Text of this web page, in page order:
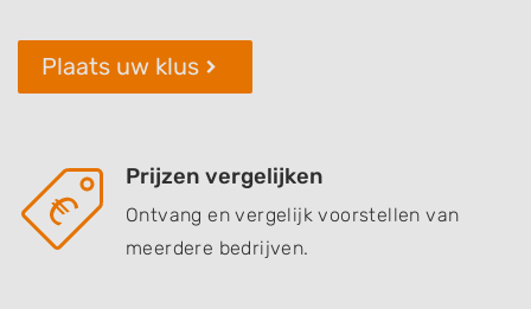
Plaats uw klus
Prijzen vergelijken
Ontvang en vergelijk voorstellen van
meerdere bedrijven.